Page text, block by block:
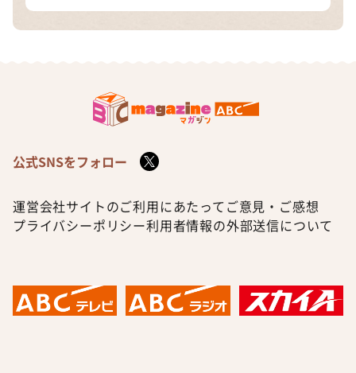
公式SNSをフォロー
運営会社サイトのご利用にあたって ご意見・ご感想
プライバシーポリシー利用者情報の外部送信について